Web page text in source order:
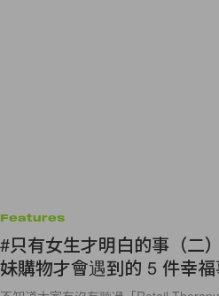
Features
#只有女生才明白的事（二
妹購物才會遇到的 5 件幸福